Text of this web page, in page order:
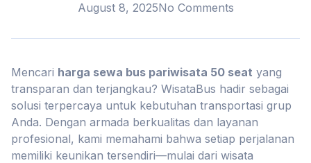
August 8, 2025No Comments
Mencari harga sewa bus pariwisata 50 seat yang
transparan dan terjangkau? WisataBus hadir sebagai
solusi terpercaya untuk kebutuhan transportasi grup
Anda. Dengan armada berkualitas dan layanan
profesional, kami memahami bahwa setiap perjalanan
memiliki keunikan tersendiri—mulai dari wisata